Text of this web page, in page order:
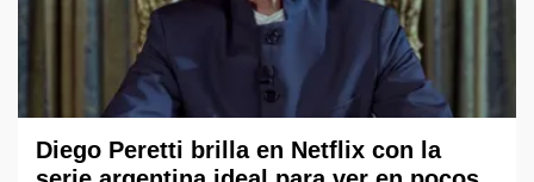
Diego Peretti brilla en Netflix con la